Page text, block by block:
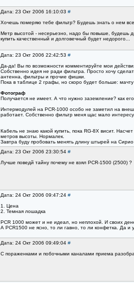
Дата: 23 Окт 2006 16:10:03 #
Хочешь померяю тебе фильтр? Будешь знать о нем
Метр высотой - несерьезно, надо бы повыше, будешь
купить качественный и долговечный будет недорого...
Дата: 23 Окт 2006 22:42:53 #
Да-да! Вы по возможности комментируйте мои
Собственно идея не ради фильтра. Просто хочу
антенна, фильтры и прочие фишки.
Пока в таблице 2 графы, но скоро будет больше:
Фотограф
Получается не имеет. А что нужно заземление? как
Интермодулей на PCR-1000 особо не заметил на
работает. Собственно фильтр меня щас мало
Кабель не знаю какой купить, пока RG-8X висит.
метров высоты. Нормалек.
Завтра буду пробовать менять длину штырей на
Дата: 23 Окт 2006 23:30:54 #
Лучше поведй тайну почему не взял PCR-1500 (2500) ?
Дата: 24 Окт 2006 09:47:24 #
1. Цена
2. Темная лошадка
PCR 1000 может и не идеал, но неплохой. И своих
А PCR1500 не ясно, то ли гавно, то ли конфетка. Да и
Дата: 24 Окт 2006 09:49:04 #
C пораженками и побочными каналами приема